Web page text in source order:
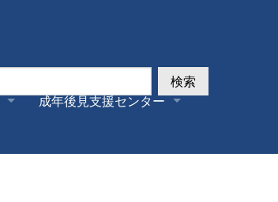
成年後見支援センター
検索